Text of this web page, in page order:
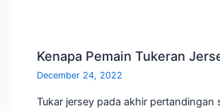
Kenapa Pemain Tukeran
December 24, 2022
Tukar jersey pada akhir pertandingan